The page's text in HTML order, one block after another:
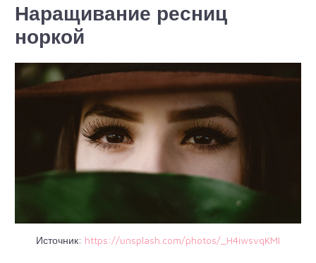
Наращивание ресниц
норкой
Источник: https://unsplash.com/photos/_H4iwsvqKMI